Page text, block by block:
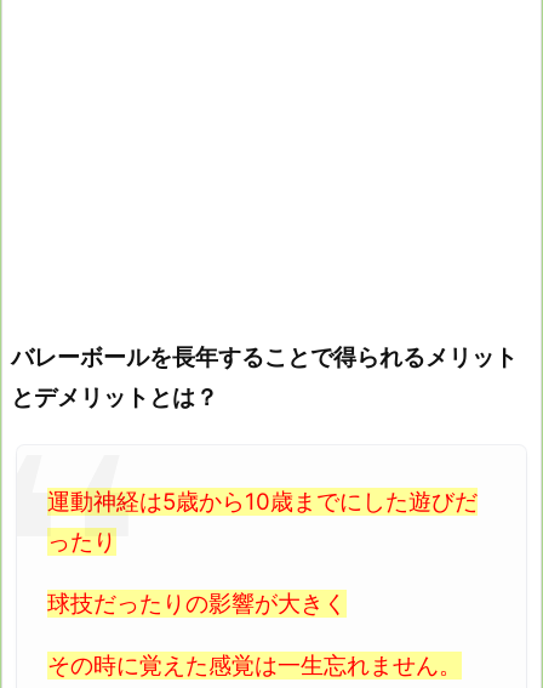
バレーボールを長年することで得られるメリット
とデメリットとは？
運動神経は5歳から10歳までにした遊びだ
ったり
球技だったりの影響が大きく
その時に覚えた感覚は一生忘れません。